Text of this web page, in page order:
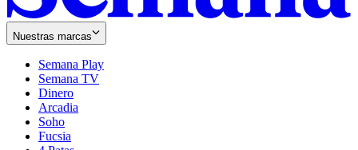
Nuestras marcas
Semana Play
Semana TV
Dinero
Arcadia
Soho
in
Fucsia